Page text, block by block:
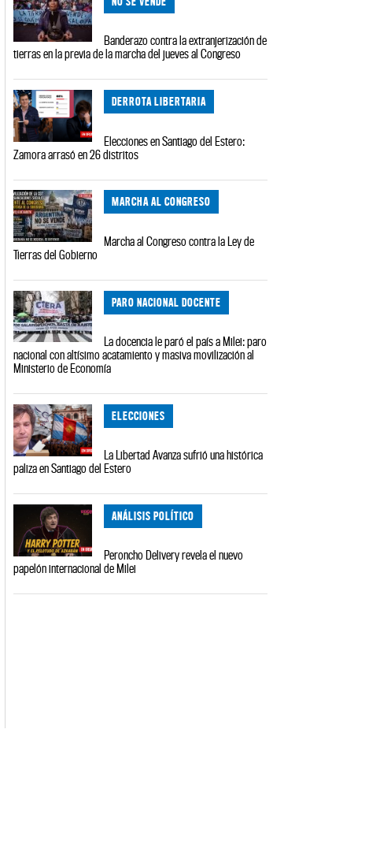
Banderazo contra la extranjerización de
tierras en la previa de la marcha del jueves al Congreso
DERROTA LIBERTARIA
Elecciones en Santiago del Estero:
Zamora arrasó en 26 distritos
MARCHA AL CONGRESO
Marcha al Congreso contra la Ley de
Tierras del Gobierno
PARO NACIONAL DOCENTE
La docencia le paró el país a Milei: paro
nacional con altísimo acatamiento y masiva movilización al
Ministerio de Economía
ELECCIONES
La Libertad Avanza sufrió una histórica
paliza en Santiago del Estero
ANÁLISIS POLÍTICO
Peroncho Delivery revela el nuevo
papelón internacional de Milei